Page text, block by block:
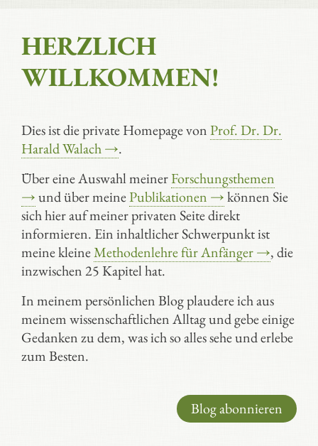
HERZLICH
WILLKOMMEN!
Dies ist die private Homepage vonProf. Dr. Dr.
Harald Walach →.
Über eine Auswahl meinerForschungsthemen
→und über meinePublikationen →können Sie
sich hier auf meiner privaten Seite direkt
informieren. Ein inhaltlicher Schwerpunkt ist
meine kleineMethodenlehre für Anfänger →, die
inzwischen 25 Kapitel hat.
In meinem persönlichen Blog plaudere ich aus
meinem wissenschaftlichen Alltag und gebe einige
Gedanken zu dem, was ich so alles sehe und erlebe
zum Besten.
Blog abonnieren